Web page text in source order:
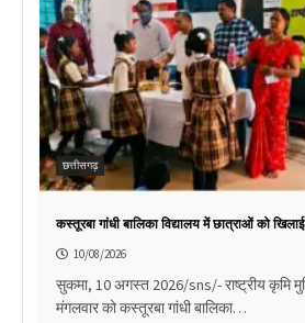
छत्तीसगढ़
कस्तूरबा गांधी बालिका विद्यालय में छात्राओं को
10/08/2026
सुकमा, 10 अगस्त 2026/sns/- राष्ट्रीय कृमि
मंगलवार को कस्तूरबा गांधी बालिका…